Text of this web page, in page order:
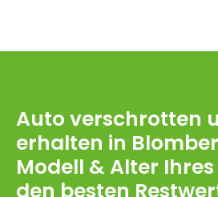
Auto verschrotten
erhalten in
Modell & Alter
den besten